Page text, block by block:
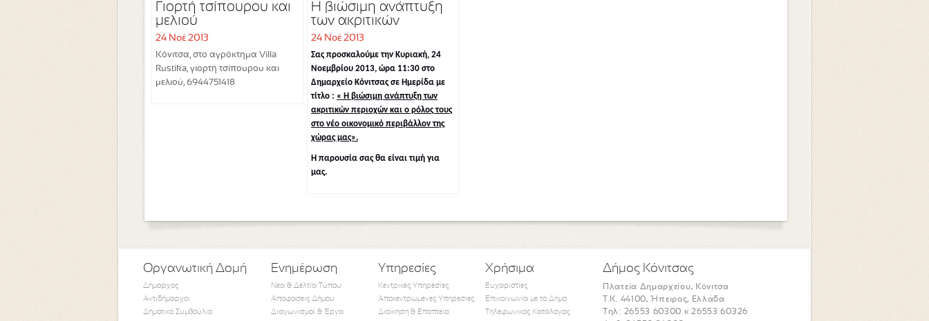
Γιορτή τσίπουρου και
μελιού
24 Νοέ 2013
Κόνιτσα, στο αγρόκτημα Villa
Rustika, γιορτή τσίπουρου και
μελιού, 6944751418
Η βιώσιμη ανάπτυξη
των ακριτικών
περιοχών και ο ρόλος
τους στο νέο
οικονομικό
περιβάλλον της
χώρας μας
24 Νοέ 2013
Σας προσκαλούμε την Κυριακή, 24
Νοεμβρίου 2013, ώρα 11:30 στο
Δημαρχείο Κόνιτσας σε Ημερίδα με
τίτλο : « Η βιώσιμη ανάπτυξη των
ακριτικών περιοχών και ο ρόλος τους
στο νέο οικονομικό περιβάλλον της
χώρας μας».
Η παρουσία σας θα είναι τιμή για
μας.
Οργανωτική Δομή
Δήμαρχος
Αντιδήμαρχοι
Δημοτικό Συμβούλιο
Ενημέρωση
Νέα & Δελτία Τύπου
Αποφάσεις Δήμου
Διαγωνισμοί & Έργα
Υπηρεσίες
Κεντρικές Υπηρεσίες
Αποκεντρωμένες Υπηρεσίες
Διοίκηση & Εποπτεία
Χρήσιμα
Ευχαριστίες
Επικοινωνία με το Δήμο
Τηλεφωνικός Κατάλογος
Δήμος Κόνιτσας
Πλατεία Δημαρχείου, Κόνιτσα
Τ.Κ. 44100, Ήπειρος, Ελλάδα
Τηλ: 26553 60300 κ 26553 60326